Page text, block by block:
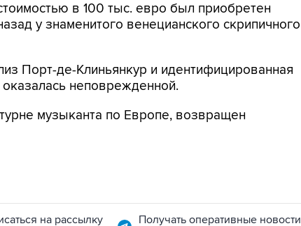
в 100 тыс. евро был приобретен
у знаменитого венецианского скрипичного
Порт-де-Клиньянкур и идентифицированная
неповрежденной.
музыканта по Европе, возвращен
на рассылку
Получать оперативные новости